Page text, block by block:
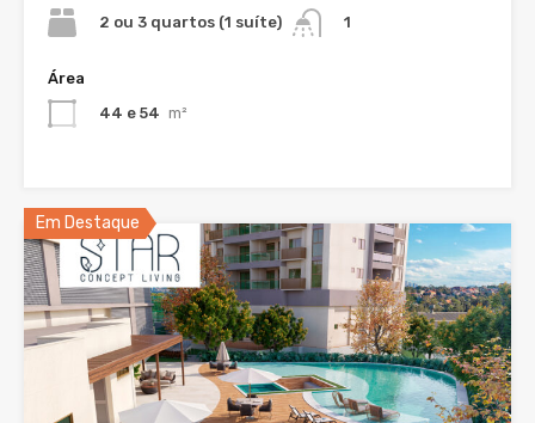
2 ou 3 quartos (1 suíte)
1
Área
44 e 54 m²
Em Destaque